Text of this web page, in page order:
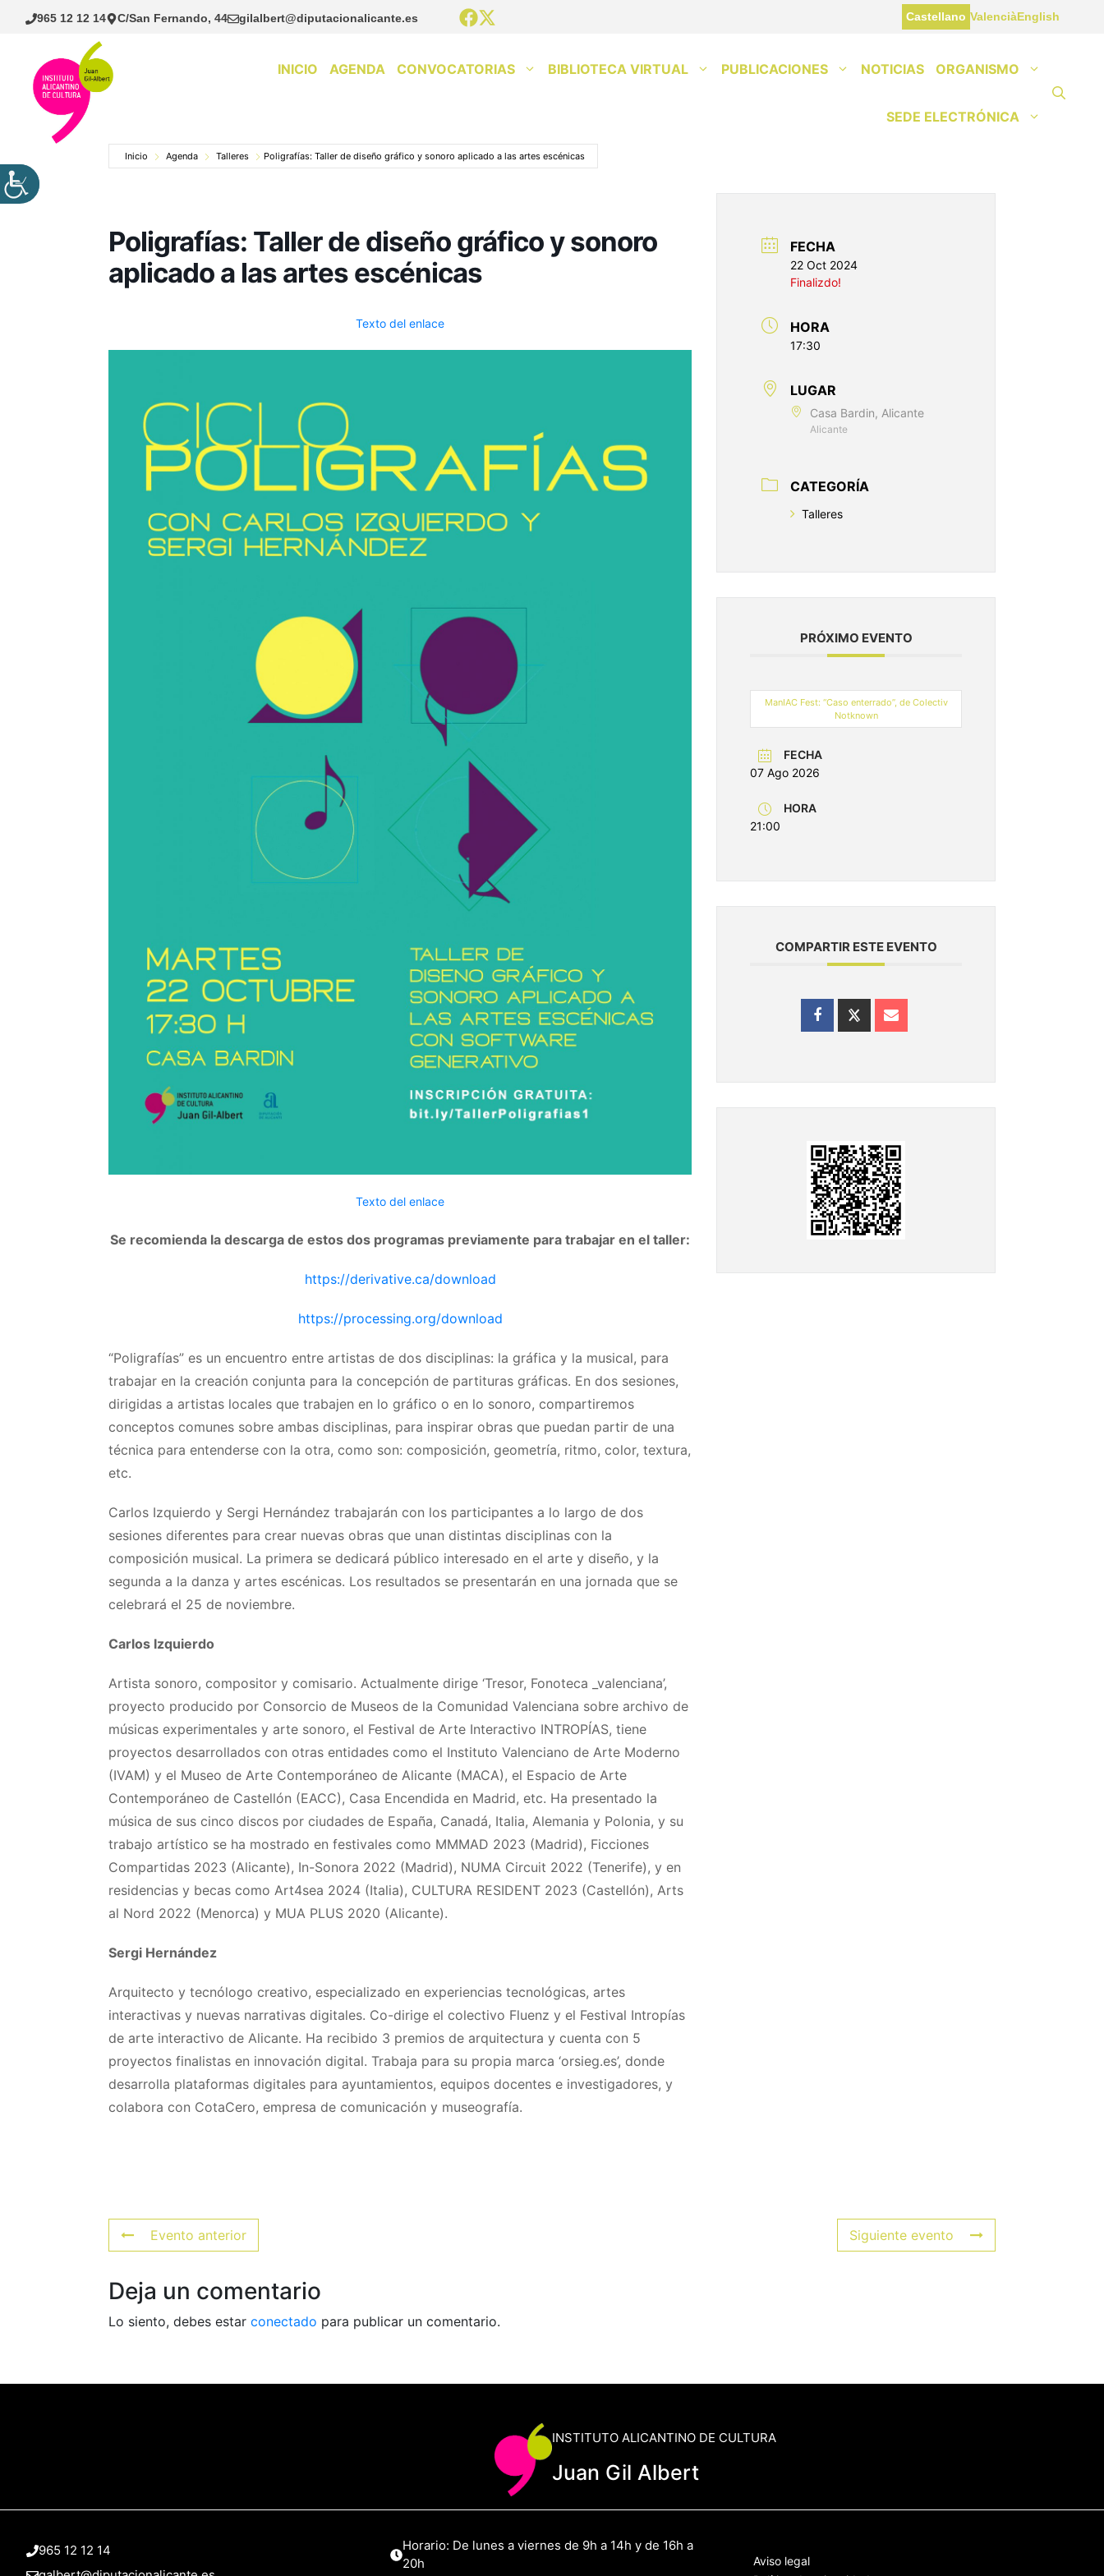
Saltar
965 12 12 14 C/San Fernando, 44 gilalbert@diputacionalicante.es Castellano ValenciàEnglish
INICIO AGENDA CONVOCATORIAS BIBLIOTECA VIRTUAL PUBLICACIONES NOTICIAS ORGANISMO
SEDE ELECTRÓNICA
Inicio Agenda Talleres Poligrafías: Taller de diseño gráfico y sonoro aplicado a las artes escénicas
Poligrafías: Taller de diseño gráfico y sonoro
aplicado a las artes escénicas
Texto del enlace
Texto del enlace
Se recomienda la descarga de estos dos programas previamente para trabajar en el taller:
https://derivative.ca/download
https://processing.org/download
“Poligrafías” es un encuentro entre artistas de dos disciplinas: la gráfica y la musical, para
trabajar en la creación conjunta para la concepción de partituras gráficas. En dos sesiones,
dirigidas a artistas locales que trabajen en lo gráfico o en lo sonoro, compartiremos
conceptos comunes sobre ambas disciplinas, para inspirar obras que puedan partir de una
técnica para entenderse con la otra, como son: composición, geometría, ritmo, color, textura,
etc.
Carlos Izquierdo y Sergi Hernández trabajarán con los participantes a lo largo de dos
sesiones diferentes para crear nuevas obras que unan distintas disciplinas con la
composición musical. La primera se dedicará público interesado en el arte y diseño, y la
segunda a la danza y artes escénicas. Los resultados se presentarán en una jornada que se
celebrará el 25 de noviembre.
Carlos Izquierdo
Artista sonoro, compositor y comisario. Actualmente dirige ‘Tresor, Fonoteca _valenciana’,
proyecto producido por Consorcio de Museos de la Comunidad Valenciana sobre archivo de
músicas experimentales y arte sonoro, el Festival de Arte Interactivo INTROPÍAS, tiene
proyectos desarrollados con otras entidades como el Instituto Valenciano de Arte Moderno
(IVAM) y el Museo de Arte Contemporáneo de Alicante (MACA), el Espacio de Arte
Contemporáneo de Castellón (EACC), Casa Encendida en Madrid, etc. Ha presentado la
música de sus cinco discos por ciudades de España, Canadá, Italia, Alemania y Polonia, y su
trabajo artístico se ha mostrado en festivales como MMMAD 2023 (Madrid), Ficciones
Compartidas 2023 (Alicante), In-Sonora 2022 (Madrid), NUMA Circuit 2022 (Tenerife), y en
residencias y becas como Art4sea 2024 (Italia), CULTURA RESIDENT 2023 (Castellón), Arts
al Nord 2022 (Menorca) y MUA PLUS 2020 (Alicante).
Sergi Hernández
Arquitecto y tecnólogo creativo, especializado en experiencias tecnológicas, artes
interactivas y nuevas narrativas digitales. Co-dirige el colectivo Fluenz y el Festival Intropías
de arte interactivo de Alicante. Ha recibido 3 premios de arquitectura y cuenta con 5
proyectos finalistas en innovación digital. Trabaja para su propia marca ‘orsieg.es’, donde
desarrolla plataformas digitales para ayuntamientos, equipos docentes e investigadores, y
colabora con CotaCero, empresa de comunicación y museografía.
FECHA
22 Oct 2024
Finalizdo!
HORA
17:30
LUGAR
Casa Bardin, Alicante
Alicante
CATEGORÍA
Talleres
PRÓXIMO EVENTO
ManIAC Fest: “Caso enterrado”, de Colectiv
Notknown
FECHA
07 Ago 2026
HORA
21:00
COMPARTIR ESTE EVENTO
Evento anterior Siguiente evento
Deja un comentario
Lo siento, debes estar conectado para publicar un comentario.
INSTITUTO ALICANTINO DE CULTURA
Juan Gil Albert
965 12 12 14
Horario: De lunes a viernes de 9h a 14h y de 16h a
20h
Aviso legal